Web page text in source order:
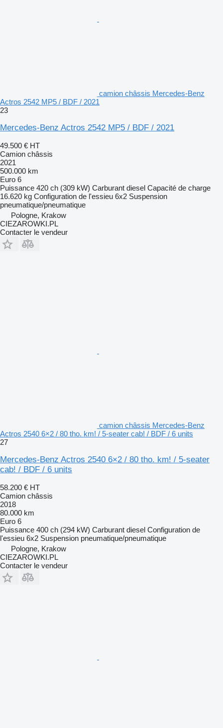
camion châssis Mercedes-Benz
Actros 2542 MP5 / BDF / 2021
23
Mercedes-Benz Actros 2542 MP5 / BDF / 2021
49.500 € HT
Camion châssis
2021
500.000 km
Euro 6
Puissance 420 ch (309 kW) Carburant diesel Capacité de charge
16.620 kg Configuration de l'essieu 6x2 Suspension
pneumatique/pneumatique
Pologne, Krakow
CIEZAROWKI.PL
Contacter le vendeur
camion châssis Mercedes-Benz
Actros 2540 6×2 / 80 tho. km! / 5-seater cab! / BDF / 6 units
27
Mercedes-Benz Actros 2540 6×2 / 80 tho. km! / 5-seater
cab! / BDF / 6 units
58.200 € HT
Camion châssis
2018
80.000 km
Euro 6
Puissance 400 ch (294 kW) Carburant diesel Configuration de
l'essieu 6x2 Suspension pneumatique/pneumatique
Pologne, Krakow
CIEZAROWKI.PL
Contacter le vendeur